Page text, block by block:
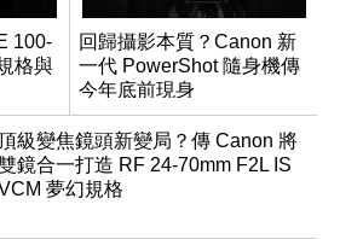
100-
格與
回歸攝影本質？Canon 新
一代 PowerShot 隨身機傳
今年底前現身
級變焦鏡頭新變局？傳 Canon 將
鏡合一打造 RF 24-70mm F2L IS
夢幻規格